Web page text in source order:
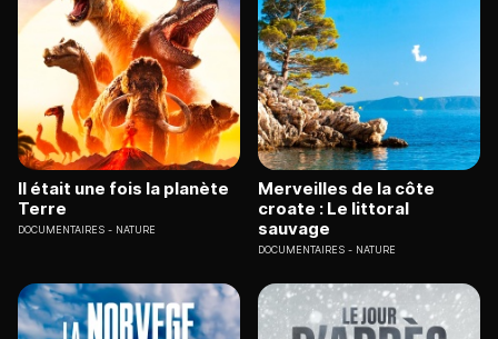
Il était une fois la planète
Terre
DOCUMENTAIRES NATURE
Merveilles de la côte
croate : Le littoral
sauvage
DOCUMENTAIRES NATURE